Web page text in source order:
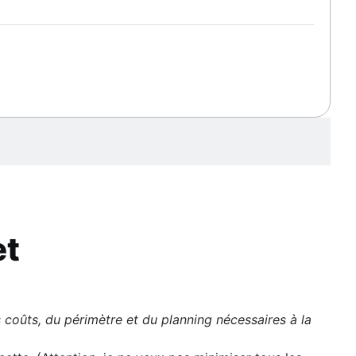
du périmètre et du planning nécessaires à la